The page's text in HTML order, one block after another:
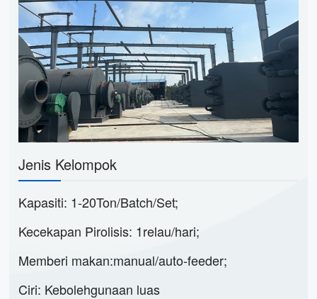
Jenis Kelompok
Kapasiti: 1-20Ton/Batch/Set;
Kecekapan Pirolisis: 1relau/hari;
Memberi makan:manual/auto-feeder;
Ciri: Kebolehgunaan luas